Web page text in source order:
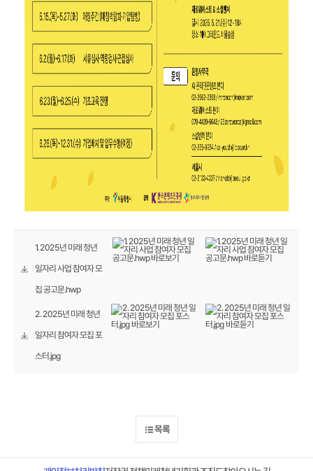
1. 2025년 미래 청년
일자리 사업 참여자 모
집 공고문.hwp
2. 2025년 미래 청년
일자리 참여자 모집 포
스터.jpg
목록